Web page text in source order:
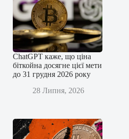
ChatGPT каже, що ціна
біткойна досягне цієї мети
до 31 грудня 2026 року
28 Липня, 2026